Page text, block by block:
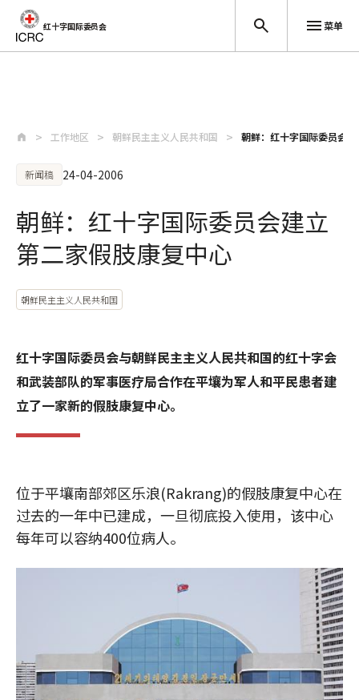
红十字国际委员会 菜单
工作地区 朝鲜民主主义人民共和国 朝鲜：红十字国际委员会
新闻稿 24-04-2006
朝鲜：红十字国际委员会建立
第二家假肢康复中心
朝鲜民主主义人民共和国
红十字国际委员会与朝鲜民主主义人民共和国的红十字会
和武装部队的军事医疗局合作在平壤为军人和平民患者建
立了一家新的假肢康复中心。
位于平壤南部郊区乐浪(Rakrang)的假肢康复中心在
过去的一年中已建成，一旦彻底投入使用，该中心
每年可以容纳400位病人。